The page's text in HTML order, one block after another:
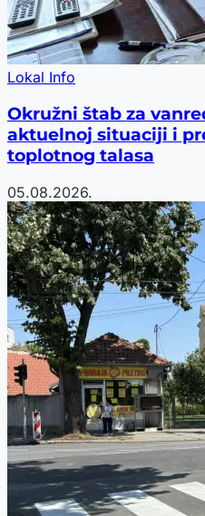
Lokal Info
Okružni štab za
aktuelnoj situaciji i
toplotnog talasa
05.08.2026.